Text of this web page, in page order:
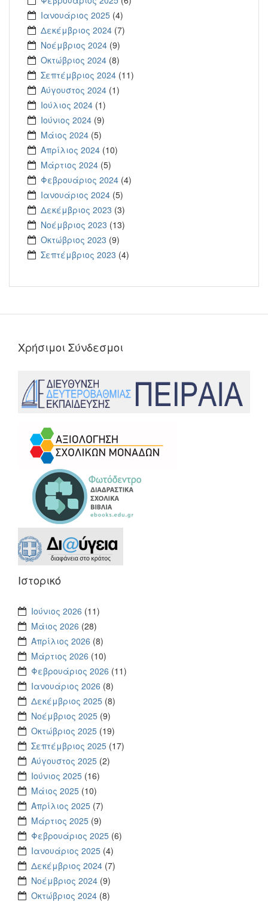
Ιανουάριος 2025 (4)
Δεκέμβριος 2024 (7)
Νοέμβριος 2024 (9)
Οκτώβριος 2024 (8)
Σεπτέμβριος 2024 (11)
Αύγουστος 2024 (1)
Ιούλιος 2024 (1)
Ιούνιος 2024 (9)
Μάιος 2024 (5)
Απρίλιος 2024 (10)
Μάρτιος 2024 (5)
Φεβρουάριος 2024 (4)
Ιανουάριος 2024 (5)
Δεκέμβριος 2023 (3)
Νοέμβριος 2023 (13)
Οκτώβριος 2023 (9)
Σεπτέμβριος 2023 (4)
Χρήσιμοι Σύνδεσμοι
Ιστορικό
Ιούνιος 2026 (11)
Μάιος 2026 (28)
Απρίλιος 2026 (8)
Μάρτιος 2026 (10)
Φεβρουάριος 2026 (11)
Ιανουάριος 2026 (8)
Δεκέμβριος 2025 (8)
Νοέμβριος 2025 (9)
Οκτώβριος 2025 (19)
Σεπτέμβριος 2025 (17)
Αύγουστος 2025 (2)
Ιούνιος 2025 (16)
Μάιος 2025 (10)
Απρίλιος 2025 (7)
Μάρτιος 2025 (9)
Φεβρουάριος 2025 (6)
Ιανουάριος 2025 (4)
Δεκέμβριος 2024 (7)
Νοέμβριος 2024 (9)
Οκτώβριος 2024 (8)